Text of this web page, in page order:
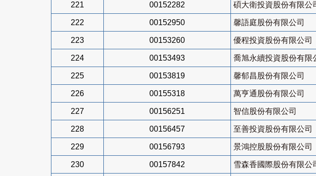
221 00152282 碩大衛投資股份有限公
222 00152950 馨語庭股份有限公司
223 00153260 優程投資股份有限公司
224 00153493 喬旭永續投資股份有限
225 00153819 馨郁昌股份有限公司
226 00155318 萬亨通股份有限公司
227 00156251 智信股份有限公司
228 00156457 至善投資股份有限公司
229 00156793 景鴻控股股份有限公司
230 00157842 雪森香國際股份有限公